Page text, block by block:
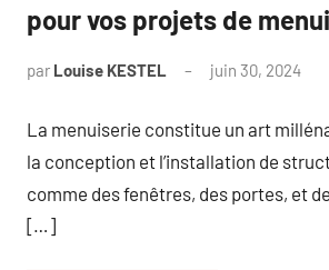
pour vos projets de
par Louise KESTEL juin 30, 2024
La menuiserie constitue un art
la conception et l’installation de
comme des fenêtres, des portes, et
[…]